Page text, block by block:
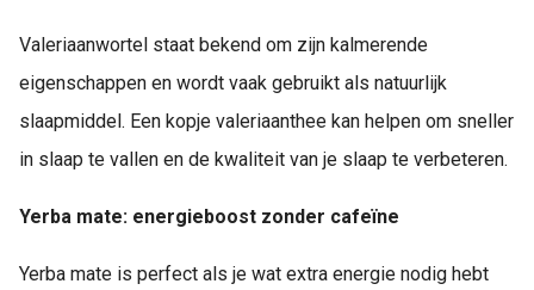
Valeriaanwortel staat bekend om zijn kalmerende
eigenschappen en wordt vaak gebruikt als natuurlijk
slaapmiddel. Een kopje valeriaanthee kan helpen om sneller
in slaap te vallen en de kwaliteit van je slaap te verbeteren.
Yerba mate: energieboost zonder cafeïne
Yerba mate is perfect als je wat extra energie nodig hebt